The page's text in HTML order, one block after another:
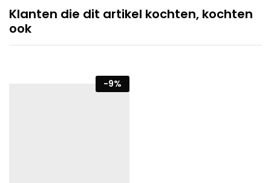
Klanten die dit artikel kochten, kochten
ook
-9%